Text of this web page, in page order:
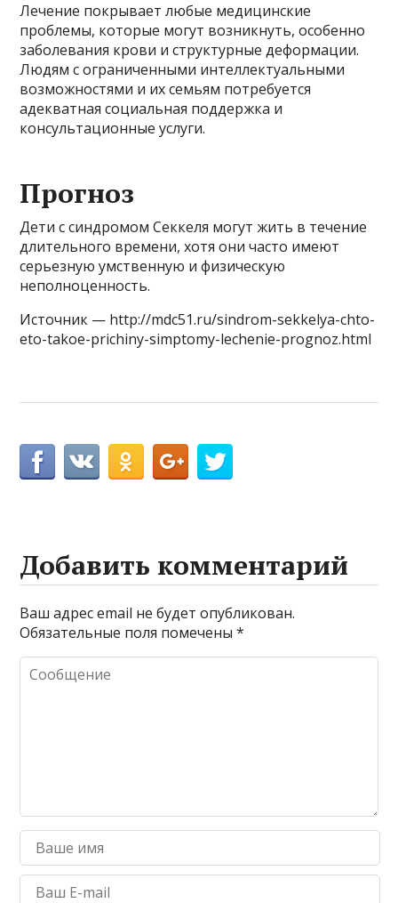
Лечение покрывает любые медицинские
проблемы, которые могут возникнуть, особенно
заболевания крови и структурные деформации.
Людям с ограниченными интеллектуальными
возможностями и их семьям потребуется
адекватная социальная поддержка и
консультационные услуги.
Прогноз
Дети с синдромом Секкеля могут жить в течение
длительного времени, хотя они часто имеют
серьезную умственную и физическую
неполноценность.
Источник — http://mdc51.ru/sindrom-sekkelya-chto-
eto-takoe-prichiny-simptomy-lechenie-prognoz.html
Добавить комментарий
Ваш адрес email не будет опубликован.
Обязательные поля помечены*